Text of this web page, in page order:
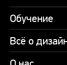
Обучение
Курсы
Пакетные
Всё о